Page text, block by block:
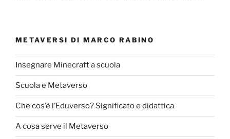
METAVERSI DI MARCO RABINO
Insegnare Minecraft a scuola
Scuola e Metaverso
Che cos’è l’Eduverso? Significato e didattica
A cosa serve il Metaverso